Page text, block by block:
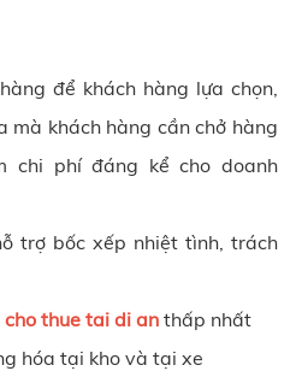
để khách hàng lựa chọn,
mà khách hàng cần chở hàng
chi phí đáng kể cho doanh
trợ bốc xếp nhiệt tình, trách
thue tai di an thấp nhất
hóa tại kho và tại xe